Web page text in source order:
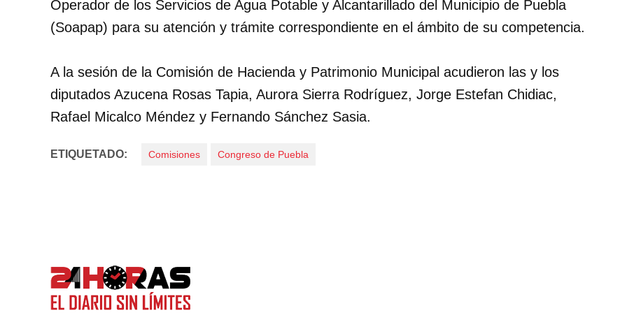
Operador de los Servicios de Agua Potable y Alcantarillado del Municipio de Puebla
(Soapap) para su atención y trámite correspondiente en el ámbito de su competencia.
A la sesión de la Comisión de Hacienda y Patrimonio Municipal acudieron las y los
diputados Azucena Rosas Tapia, Aurora Sierra Rodríguez, Jorge Estefan Chidiac,
Rafael Micalco Méndez y Fernando Sánchez Sasia.
ETIQUETADO: Comisiones Congreso de Puebla